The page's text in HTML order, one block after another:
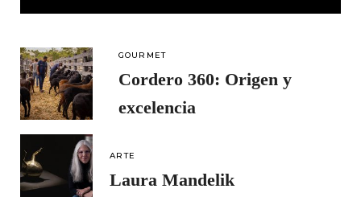
GOURMET
Cordero 360: Origen y
excelencia
ARTE
Laura Mandelik